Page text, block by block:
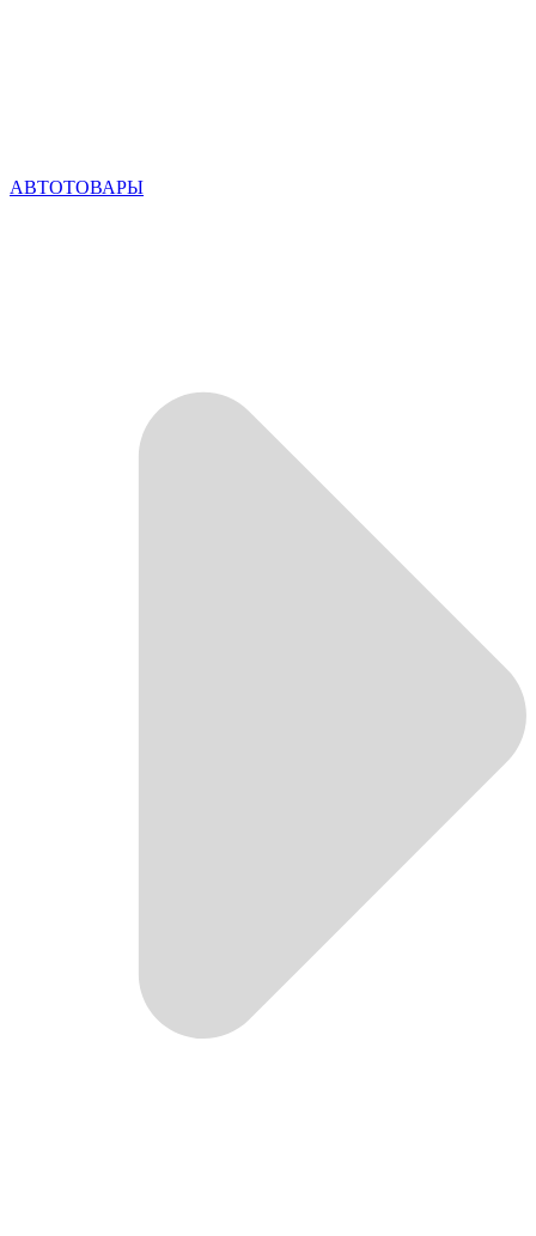
АВТОТОВАРЫ